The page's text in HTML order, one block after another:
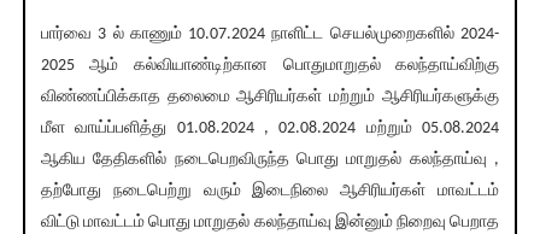
பார்வை 3 ல் காணும் 10.07.2024 நாளிட்ட செயல்முறைகளில் 2024-
2025 ஆம் கல்வியாண்டிற்கான பொதுமாறுதல் கலந்தாய்விற்கு
விண்ணப்பிக்காத தலைமை ஆசிரியர்கள் மற்றும் ஆசிரியர்களுக்கு
மீள வாய்ப்பளித்து 01.08.2024 , 02.08.2024 மற்றும் 05.08.2024
ஆகிய தேதிகளில் நடைபெறவிருந்த பொது மாறுதல் கலந்தாய்வு ,
தற்போது நடைபெற்று வரும் இடைநிலை ஆசிரியர்கள் மாவட்டம்
விட்டு மாவட்டம் பொது மாறுதல் கலந்தாய்வு இன்னும் நிறைவு பெறாத